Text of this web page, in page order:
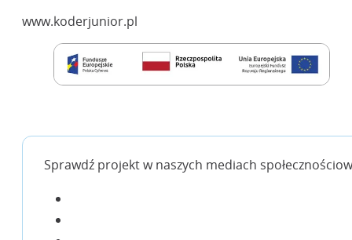
www.koderjunior.pl
Sprawdź projekt w naszych mediach